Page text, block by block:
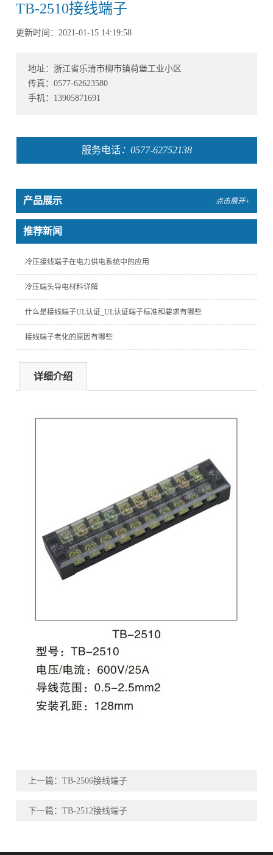
TB-2510接线端子
更新时间：2021-01-15 14:19:58
地址：浙江省乐清市柳市镇荷堡工业小区
传真：0577-62623580
手机：13905871691
服务电话：0577-62752138
产品展示 点击展开+
推荐新闻
冷压接线端子在电力供电系统中的应用
冷压端头导电材料详解
什么是接线端子UL认证_UL认证端子标准和要求有哪些
接线端子老化的原因有哪些
详细介绍
上一篇：TB-2506接线端子
下一篇：TB-2512接线端子